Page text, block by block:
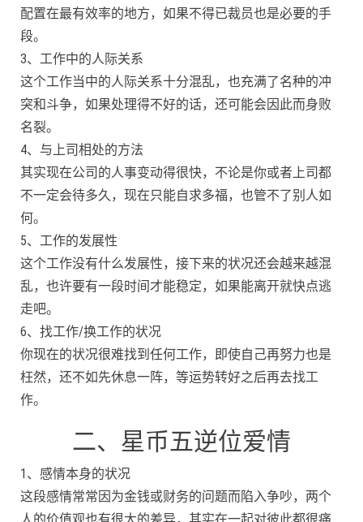
配置在最有效率的地方，如果不得已裁员也是必要的手
段。
3、工作中的人际关系
这个工作当中的人际关系十分混乱，也充满了名种的冲
突和斗争，如果处理得不好的话，还可能会因此而身败
名裂。
4、与上司相处的方法
其实现在公司的人事变动得很快，不论是你或者上司都
不一定会待多久，现在只能自求多福，也管不了别人如
何。
5、工作的发展性
这个工作没有什么发展性，接下来的状况还会越来越混
乱，也许要有一段时间才能稳定，如果能离开就快点逃
走吧。
6、找工作/换工作的状况
你现在的状况很难找到任何工作，即使自己再努力也是
枉然，还不如先休息一阵，等运势转好之后再去找工
作。
二、星币五逆位爱情
1、感情本身的状况
这段感情常常因为金钱或财务的问题而陷入争吵，两个